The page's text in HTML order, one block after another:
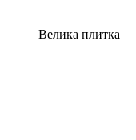
Велика плитка